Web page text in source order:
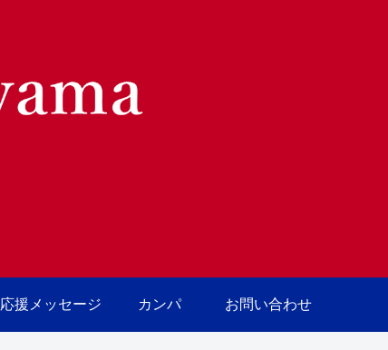
応援メッセージ カンパ お問い合わせ